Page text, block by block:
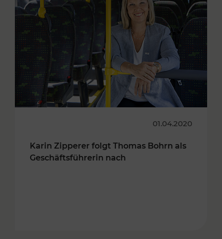
01.04.2020
Karin Zipperer folgt Thomas Bohrn als
Geschäftsführerin nach